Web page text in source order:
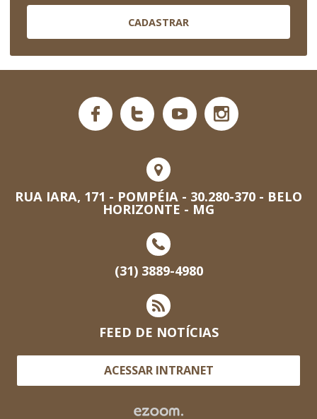
CADASTRAR
RUA IARA, 171 - POMPÉIA - 30.280-370 - BELO
HORIZONTE - MG
(31) 3889-4980
FEED DE NOTÍCIAS
ACESSAR INTRANET